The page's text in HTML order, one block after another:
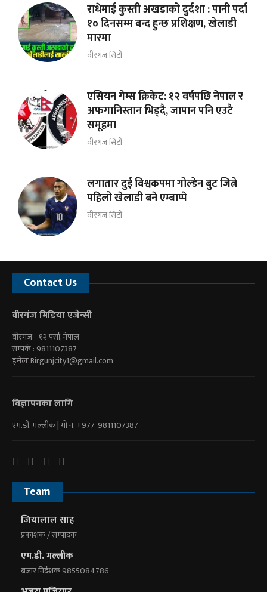
राधेमाई कुस्ती अखडाको दुर्दशा : पानी पर्दा
१० दिनसम्म बन्द हुन्छ प्रशिक्षण, खेलाडी
मारमा
वीरगंज सिटी
एसियन गेम्स क्रिकेट: १२ वर्षपछि नेपाल र
अफगानिस्तान भिड्दै, जापान पनि एउटै
समूहमा
वीरगंज सिटी
लगातार दुई विश्वकपमा गोल्डेन बुट जित्ने
पहिलो खेलाडी बने एम्बाप्पे
वीरगंज सिटी
Contact Us
वीरगंज मिडिया एजेन्सी
वीरगंज - १२ पर्सा, नेपाल
सम्पर्क : 9811107387
इमेलःBirgunjcity1@gmail.com
विज्ञापनका लागि
एम.डी. मल्लीक | माे नं. +977-9811107387
Team
जियालाल साह
प्रकाशक / सम्पादक
एम.डी. मल्लीक
बजार निर्देशक 9855084786